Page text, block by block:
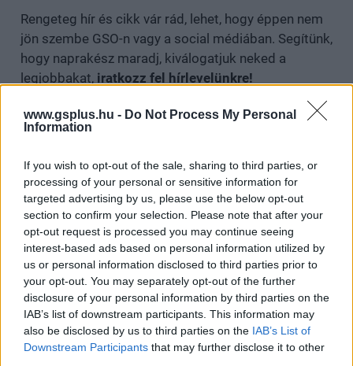
www.gsplus.hu - Do Not Process My Personal
Information
If you wish to opt-out of the sale, sharing to third parties, or
processing of your personal or sensitive information for
targeted advertising by us, please use the below opt-out
section to confirm your selection. Please note that after your
opt-out request is processed you may continue seeing
interest-based ads based on personal information utilized by
us or personal information disclosed to third parties prior to
your opt-out. You may separately opt-out of the further
disclosure of your personal information by third parties on the
IAB’s list of downstream participants. This information may
also be disclosed by us to third parties on the IAB’s List of
Downstream Participants that may further disclose it to other
Rengeteg hír és cikk vár rád, lehet, hogy éppen nem
jön szembe GSO-n vagy a social médiában. Segítünk,
hogy naprakész maradj, kiválogatjuk neked a
legjobbakat, iratkozz fel hírlevelünkre!
megismertem és azt elfogadom.
Feliratkozom
SMASH by Meló-Diák: Homok, zene és a nyár legjobb
hangulata – Jön a második forduló! (X)
Július végén folytatódik a balatoni strandröplabda-
sorozat.